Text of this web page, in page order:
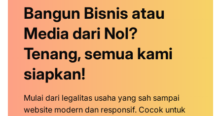
Bangun Bisnis atau
Media dari Nol?
Tenang, semua kami
siapkan!
Mulai dari legalitas usaha yang sah sampai
website modern dan responsif. Cocok untuk